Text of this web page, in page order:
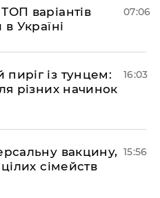
варіантів
Україні
07:06
із тунцем:
різних начинок
16:03
вакцину,
сімейств
15:56